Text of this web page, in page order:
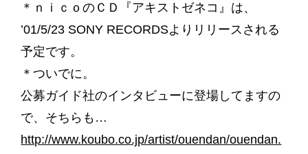
＊ｎｉｃｏのＣＤ『アキストゼネコ』は、
’01/5/23 SONY RECORDSよりリリースされる
予定です。
＊ついでに。
公募ガイド社のインタビューに登場してますの
で、そちらも…
http://www.koubo.co.jp/artist/ouendan/ouendan.